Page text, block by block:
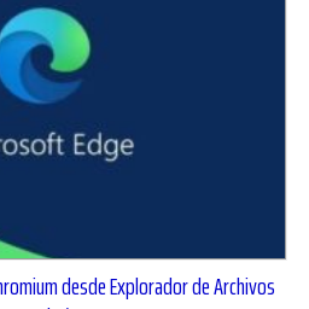
desde Explorador de Archivos